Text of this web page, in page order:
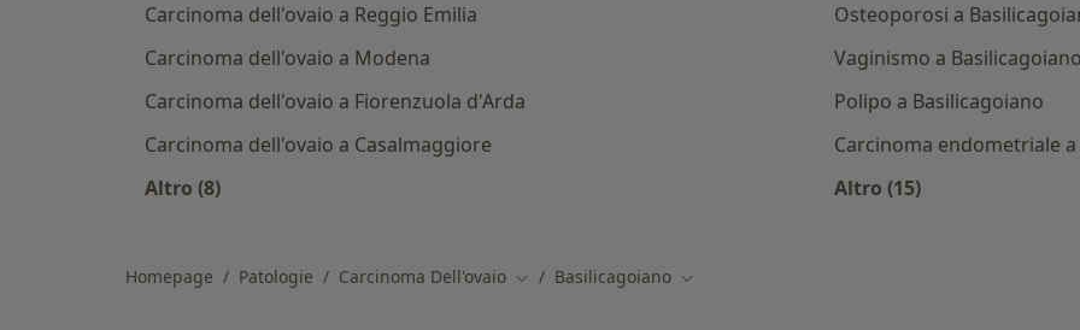
Carcinoma dell'ovaio a Reggio Emilia
Carcinoma dell'ovaio a Modena
Carcinoma dell'ovaio a Fiorenzuola d'Arda
Carcinoma dell'ovaio a Casalmaggiore
Altro (8)
Osteoporosi a
Vaginismo a Basilicagoiano
Polipo a Basilicagoiano
Carcinoma endometriale
Altro (15)
Homepage Patologie Carcinoma Dell'ovaio Cambia città
Basilicagoiano Cambia città